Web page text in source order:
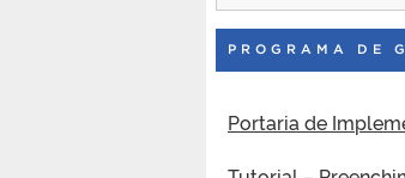
PROGRAMA DE
Portaria de